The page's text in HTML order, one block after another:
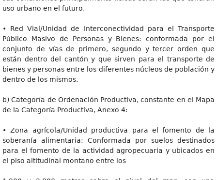
uso urbano en el futuro.
• Red Vial/Unidad de Interconectividad para el Transporte
Público Masivo de Personas y Bienes: conformada por el
conjunto de vías de primero, segundo y tercer orden que
están dentro del cantón y que sirven para el transporte de
bienes y personas entre los diferentes núcleos de población y
dentro de los mismos.
b) Categoría de Ordenación Productiva, constante en el Mapa
de la Categoría Productiva, Anexo 4:
• Zona agrícola/Unidad productiva para el fomento de la
soberanía alimentaria: Conformada por suelos destinados
para el fomento de la actividad agropecuaria y ubicados en
el piso altitudinal montano entre los